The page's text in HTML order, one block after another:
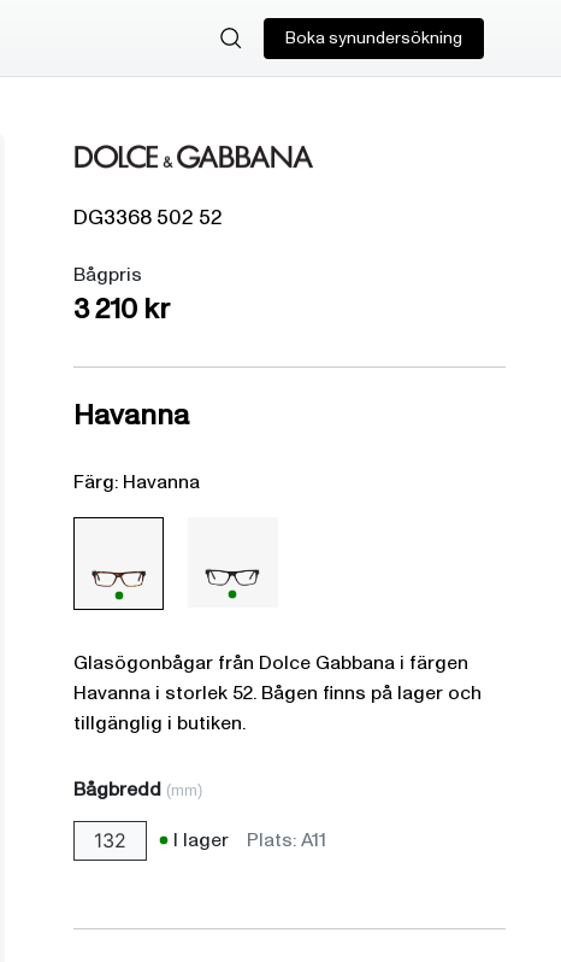
Boka synundersökning
DG3368 502 52
Bågpris
3 210 kr
Havanna
Färg: Havanna
Glasögonbågar från Dolce Gabbana i färgen
Havanna i storlek 52. Bågen finns på lager och
tillgänglig i butiken.
Bågbredd (mm)
132 I lager Plats: A11